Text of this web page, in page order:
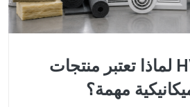
لماذا تعتبر منتجات HVAC وأنظمة
مهمة؟